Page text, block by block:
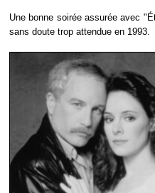
Une bonne soirée assurée avec
sans doute trop attendue en 1993.